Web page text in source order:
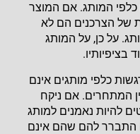
המותג. אם המוצר
של הצרכנים הם לא
על כן, על המותג
כלפי מותגים אינם
המתחרים. אם ניקח
להיות נאמנים למותג
התברר להם שהם אינם